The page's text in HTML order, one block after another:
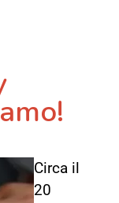
Circa il
20